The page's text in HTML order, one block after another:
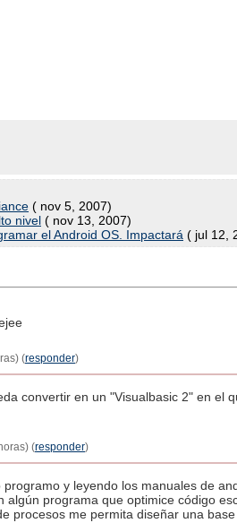
( nov 5, 2007)
nivel ( nov 13, 2007)
el Android OS. Impactará ( jul 12,
(responder)
convertir en un "Visualbasic 2" en el
(responder)
y leyendo los manuales de
programa que optimice código
procesos me permita diseñar una